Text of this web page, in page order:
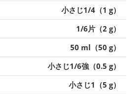
小さじ1/4（1 g）
1/6片（2 g）
50 ml（50 g）
小さじ1/6強（0.5 g）
小さじ1（5 g）